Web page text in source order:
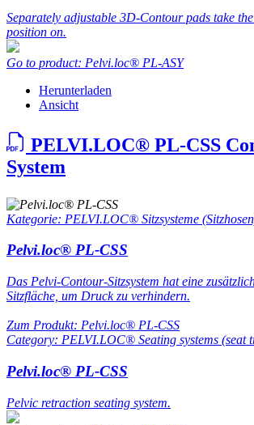
Separately adjustable 3D-Contour pads take
position on.
Go to product: Pelvi.loc® PL-ASY
Herunterladen
Ansicht
PELVI.LOC® PL-CSS
System
Kategorie: PELVI.LOC® Sitzsysteme
Pelvi.loc® PL-CSS
Das Pelvi-Contour-Sitzsystem hat eine
Sitzfläche, um Druck zu verhindern.
Zum Produkt: Pelvi.loc® PL-CSS
Category: PELVI.LOC® Seating systems (seat
Pelvi.loc® PL-CSS
Pelvic retraction seating system.